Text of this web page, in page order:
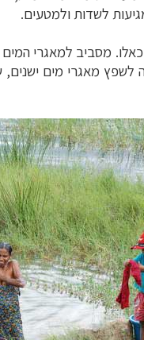
לשדות ולמטעים.
מסביב למאגרי
מאגרי מים